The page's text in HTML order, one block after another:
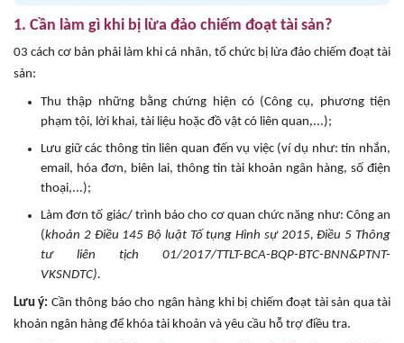
1. Cần làm gì khi bị lừa đảo chiếm đoạt tài sản?
03 cách cơ bản phải làm khi cá nhân, tổ chức bị lừa đảo chiếm đoạt tài
sản:
Thu thập những bằng chứng hiện có (Công cụ, phương tiện
phạm tội, lời khai, tài liệu hoặc đồ vật có liên quan,...);
Lưu giữ các thông tin liên quan đến vụ việc (ví dụ như: tin nhắn,
email, hóa đơn, biên lai, thông tin tài khoản ngân hàng, số điện
thoại,...);
Làm đơn tố giác/ trình báo cho cơ quan chức năng như: Công an
(khoản 2 Điều 145 Bộ luật Tố tụng Hình sự 2015, Điều 5 Thông
tư liên tịch 01/2017/TTLT-BCA-BQP-BTC-BNN&PTNT-
VKSNDTC).
Lưu ý: Cần thông báo cho ngân hàng khi bị chiếm đoạt tài sản qua tài
khoản ngân hàng để khóa tài khoản và yêu cầu hỗ trợ điều tra.